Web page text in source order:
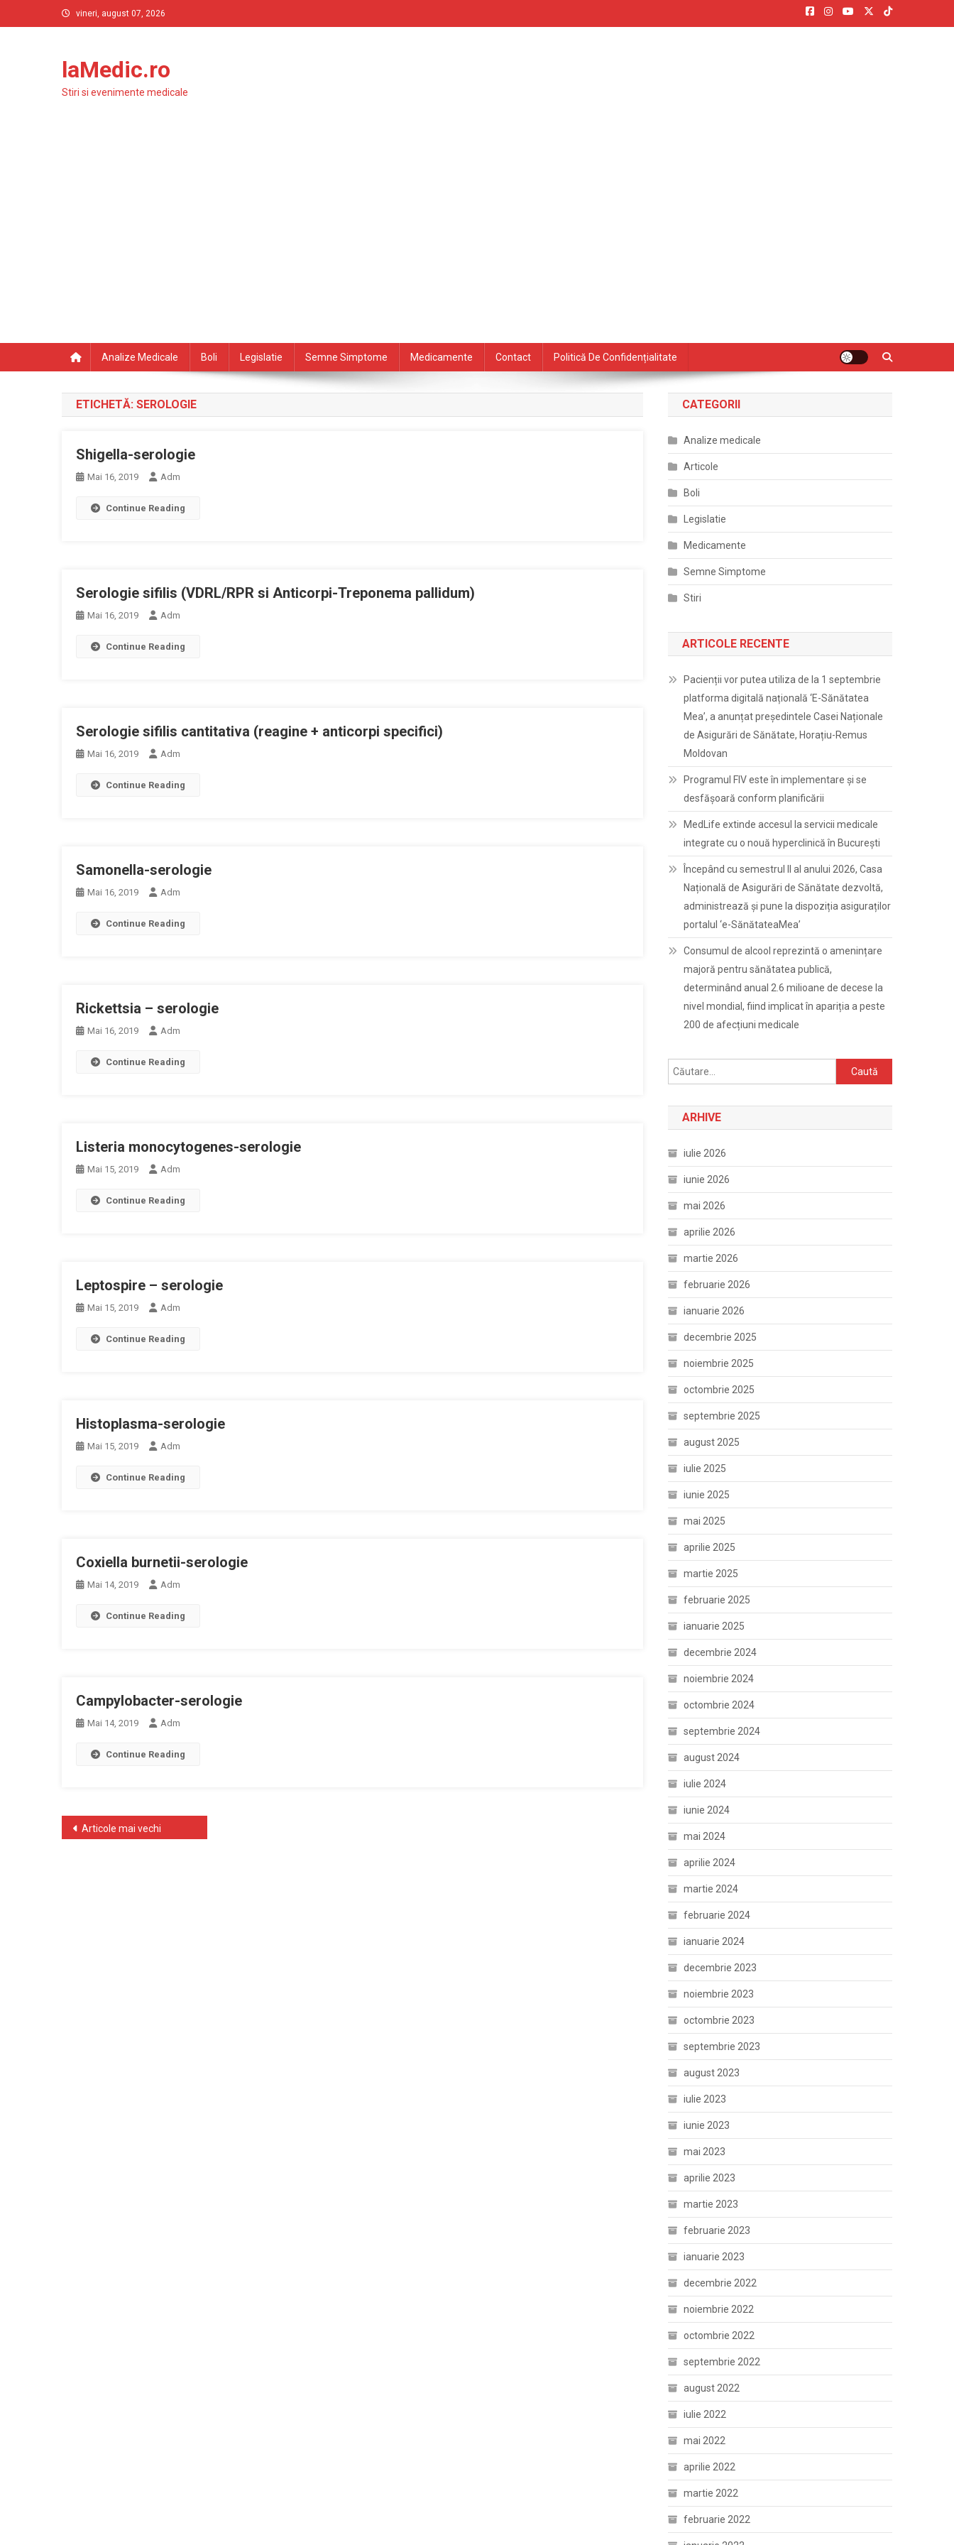
to
vineri, august 07, 2026
laMedic.ro
Stiri si evenimente medicale
Analize Medicale Boli Legislatie Semne Simptome Medicamente Contact Politică De Confidențialitate
ETICHETĂ: SEROLOGIE
Shigella-serologie
Mai 16, 2019 Adm
Continue Reading
Serologie sifilis (VDRL/RPR si Anticorpi-Treponema pallidum)
Mai 16, 2019 Adm
Continue Reading
Serologie sifilis cantitativa (reagine + anticorpi specifici)
Mai 16, 2019 Adm
Continue Reading
Samonella-serologie
Mai 16, 2019 Adm
Continue Reading
Rickettsia – serologie
Mai 16, 2019 Adm
Continue Reading
Listeria monocytogenes-serologie
Mai 15, 2019 Adm
Continue Reading
Leptospire – serologie
Mai 15, 2019 Adm
Continue Reading
Histoplasma-serologie
Mai 15, 2019 Adm
Continue Reading
Coxiella burnetii-serologie
Mai 14, 2019 Adm
Continue Reading
Campylobacter-serologie
Mai 14, 2019 Adm
Continue Reading
Navigare
Articole mai vechi
CATEGORII
Analize medicale
Articole
Boli
Legislatie
Medicamente
Semne Simptome
Stiri
ARTICOLE RECENTE
Pacienții vor putea utiliza de la 1 septembrie
platforma digitală națională ‘E-Sănătatea
Mea’, a anunțat președintele Casei Naționale
de Asigurări de Sănătate, Horațiu-Remus
Moldovan
Programul FIV este în implementare și se
desfășoară conform planificării
MedLife extinde accesul la servicii medicale
integrate cu o nouă hyperclinică în București
Începând cu semestrul II al anului 2026, Casa
Națională de Asigurări de Sănătate dezvoltă,
administrează și pune la dispoziția asiguraților
portalul ‘e-SănătateaMea’
Consumul de alcool reprezintă o amenințare
majoră pentru sănătatea publică,
determinând anual 2.6 milioane de decese la
nivel mondial, fiind implicat în apariția a peste
200 de afecțiuni medicale
Caută
după:
ARHIVE
iulie 2026
iunie 2026
mai 2026
aprilie 2026
martie 2026
februarie 2026
ianuarie 2026
decembrie 2025
noiembrie 2025
octombrie 2025
septembrie 2025
august 2025
iulie 2025
iunie 2025
mai 2025
aprilie 2025
martie 2025
februarie 2025
ianuarie 2025
decembrie 2024
noiembrie 2024
octombrie 2024
septembrie 2024
august 2024
iulie 2024
iunie 2024
mai 2024
aprilie 2024
martie 2024
februarie 2024
ianuarie 2024
decembrie 2023
noiembrie 2023
octombrie 2023
septembrie 2023
august 2023
iulie 2023
iunie 2023
mai 2023
aprilie 2023
martie 2023
februarie 2023
ianuarie 2023
decembrie 2022
noiembrie 2022
octombrie 2022
septembrie 2022
august 2022
iulie 2022
mai 2022
aprilie 2022
martie 2022
februarie 2022